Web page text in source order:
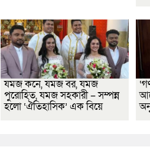
যমজ কনে, যমজ বর, যমজ
পুরোহিত, যমজ সহকারী – সম্পন্ন
হলো ‘ঐতিহাসিক’ এক বিয়ে